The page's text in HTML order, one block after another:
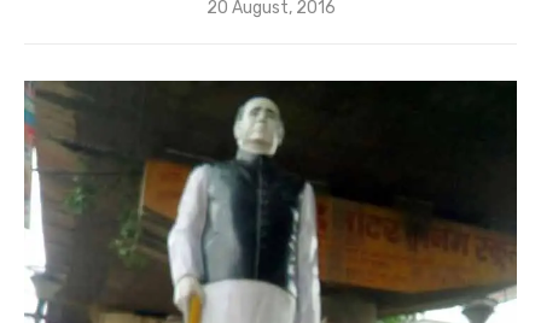
Posted
20 August, 2016